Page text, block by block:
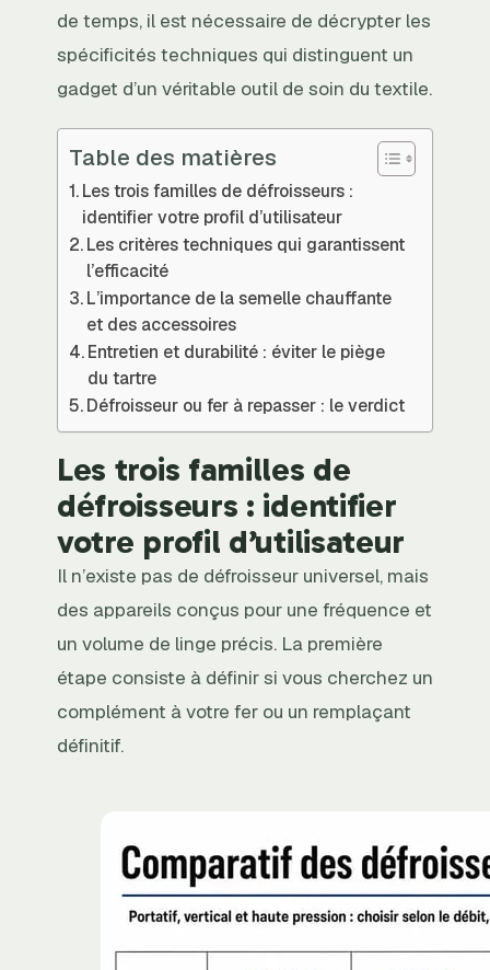
de temps, il est nécessaire de décrypter les
spécificités techniques qui distinguent un
gadget d’un véritable outil de soin du textile.
Table des matières
Les trois familles de défroisseurs :
identifier votre profil d’utilisateur
Les critères techniques qui garantissent
l’efficacité
L’importance de la semelle chauffante
et des accessoires
Entretien et durabilité : éviter le piège
du tartre
Défroisseur ou fer à repasser : le verdict
Les trois familles de
défroisseurs : identifier
votre profil d’utilisateur
Il n’existe pas de défroisseur universel, mais
des appareils conçus pour une fréquence et
un volume de linge précis. La première
étape consiste à définir si vous cherchez un
complément à votre fer ou un remplaçant
définitif.